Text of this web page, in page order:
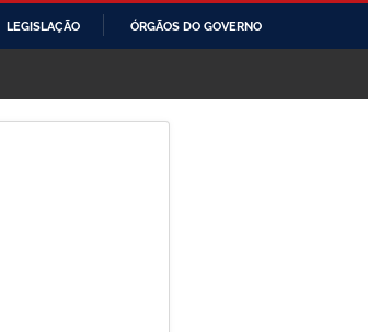
LEGISLAÇÃO ÓRGÃOS DO GOVERNO